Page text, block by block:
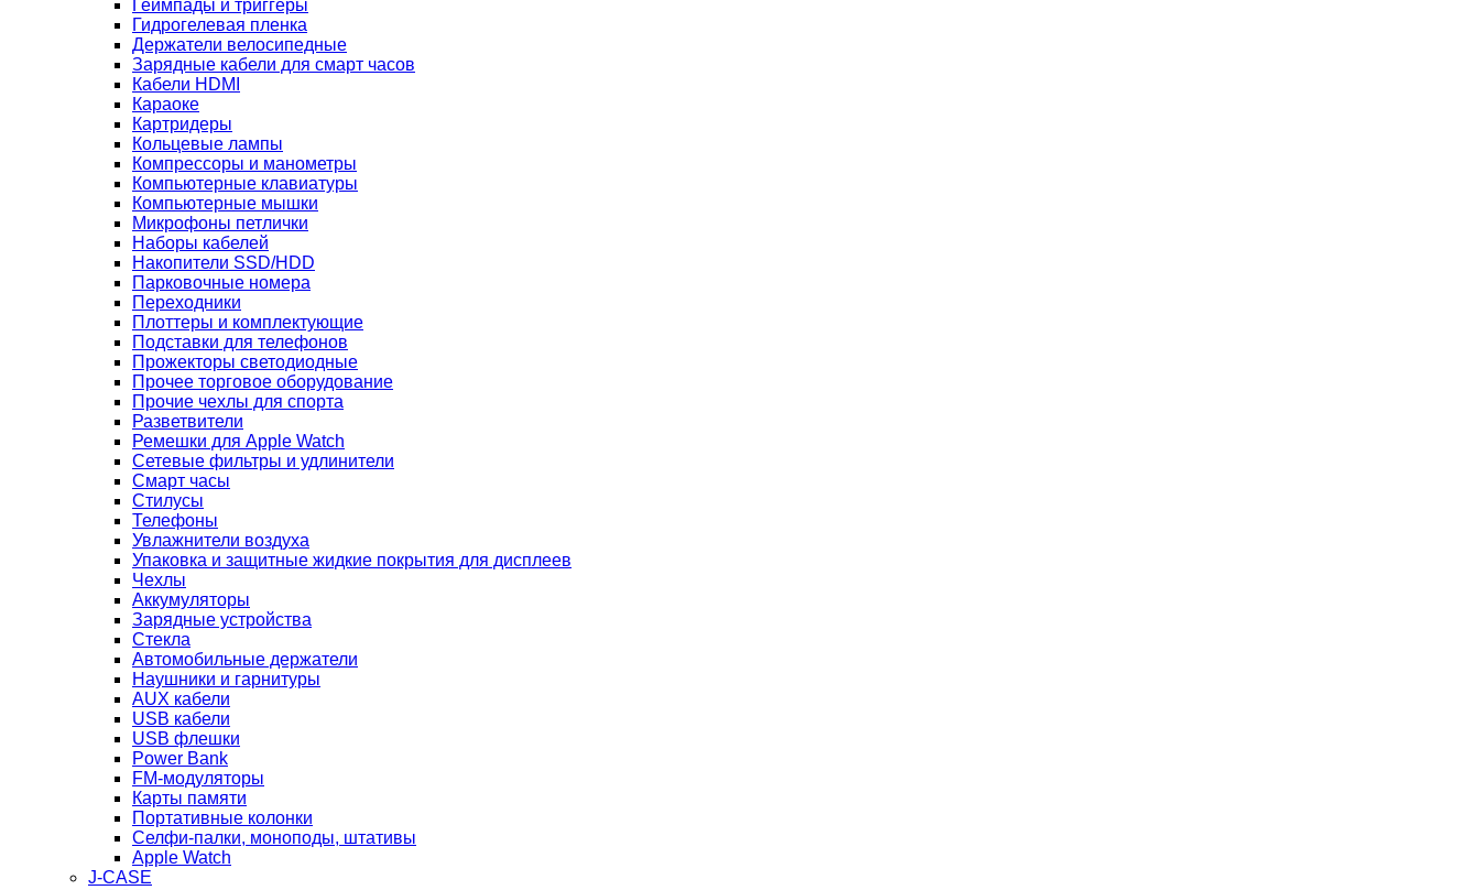
Геймпады и триггеры
Гидрогелевая пленка
Держатели велосипедные
Зарядные кабели для смарт часов
Кабели HDMI
Караоке
Картридеры
Кольцевые лампы
Компрессоры и манометры
Компьютерные клавиатуры
Компьютерные мышки
Микрофоны петлички
Наборы кабелей
Накопители SSD/HDD
Парковочные номера
Переходники
Плоттеры и комплектующие
Подставки для телефонов
Прожекторы светодиодные
Прочее торговое оборудование
Прочие чехлы для спорта
Разветвители
Ремешки для Apple Watch
Сетевые фильтры и удлинители
Смарт часы
Стилусы
Телефоны
Увлажнители воздуха
Упаковка и защитные жидкие покрытия для дисплеев
Чехлы
Аккумуляторы
Зарядные устройства
Стекла
Автомобильные держатели
Наушники и гарнитуры
AUX кабели
USB кабели
USB флешки
Power Bank
FM-модуляторы
Карты памяти
Портативные колонки
Селфи-палки, моноподы, штативы
Apple Watch
J-CASE